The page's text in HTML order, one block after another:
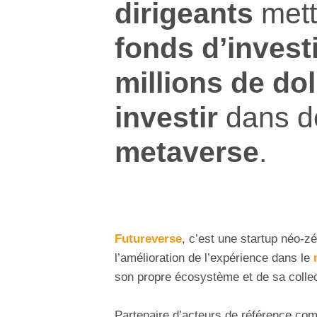
dirigeants
fonds
millions de
investir dans
metaverse.
Futureverse, c’est une startup néo-
l’amélioration de l’expérience dans le
son propre écosystème et de sa